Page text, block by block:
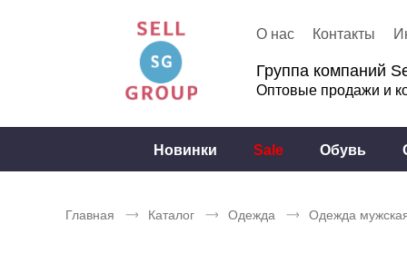
О нас Контакты
Группа компаний
Оптовые продажи и
Новинки Sale Обувь
Главная Каталог Одежда Одежда